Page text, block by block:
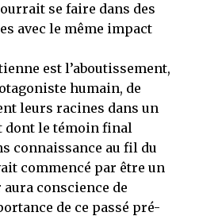
se faire dans des
avec le même impact
est l’aboutissement,
humain, de
leurs racines dans un
dont le témoin final
connaissance au fil du
commencé par être un
conscience de
de ce passé pré-